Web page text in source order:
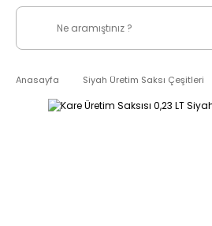
Anasayfa Siyah Üretim Saksı Çeşitleri